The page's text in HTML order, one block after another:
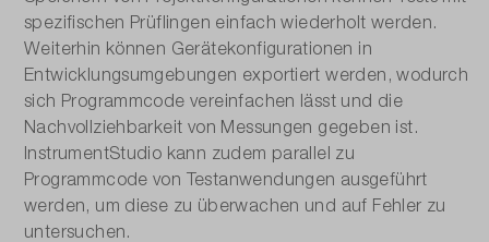
spezifischen Prüflingen einfach wiederholt werden.
Weiterhin können Gerätekonfigurationen in
Entwicklungsumgebungen exportiert werden, wodurch
sich Programmcode vereinfachen lässt und die
Nachvollziehbarkeit von Messungen gegeben ist.
InstrumentStudio kann zudem parallel zu
Programmcode von Testanwendungen ausgeführt
werden, um diese zu überwachen und auf Fehler zu
untersuchen.